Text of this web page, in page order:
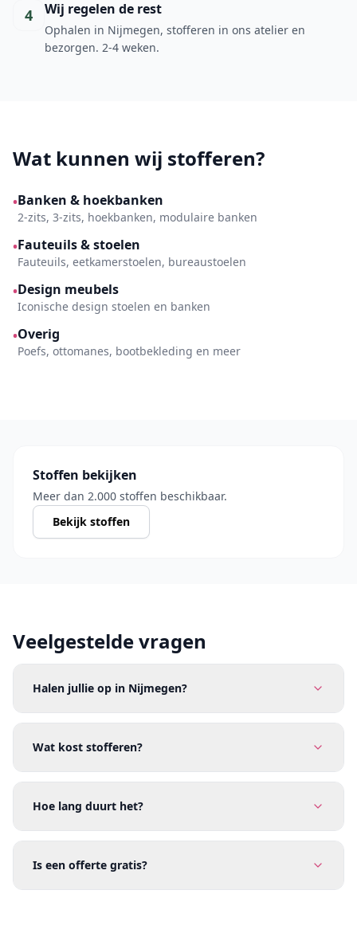
4 Wij regelen de rest
Ophalen in Nijmegen, stofferen in ons atelier en
bezorgen. 2-4 weken.
Wat kunnen wij stofferen?
•Banken & hoekbanken
2-zits, 3-zits, hoekbanken, modulaire banken
•Fauteuils & stoelen
Fauteuils, eetkamerstoelen, bureaustoelen
•Design meubels
Iconische design stoelen en banken
•Overig
Poefs, ottomanes, bootbekleding en meer
Stoffen bekijken
Meer dan 2.000 stoffen beschikbaar.
Bekijk stoffen
Veelgestelde vragen
Halen jullie op in Nijmegen?
Wat kost stofferen?
Hoe lang duurt het?
Is een offerte gratis?